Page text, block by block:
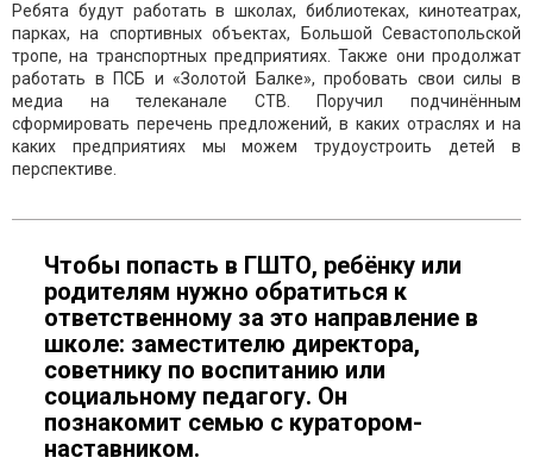
Ребята будут работать в школах, библиотеках, кинотеатрах,
парках, на спортивных объектах, Большой Севастопольской
тропе, на транспортных предприятиях. Также они продолжат
работать в ПСБ и «Золотой Балке», пробовать свои силы в
медиа на телеканале СТВ. Поручил подчинённым
сформировать перечень предложений, в каких отраслях и на
каких предприятиях мы можем трудоустроить детей в
перспективе.
Чтобы попасть в ГШТО, ребёнку или
родителям нужно обратиться к
ответственному за это направление в
школе: заместителю директора,
советнику по воспитанию или
социальному педагогу. Он
познакомит семью с куратором-
наставником.